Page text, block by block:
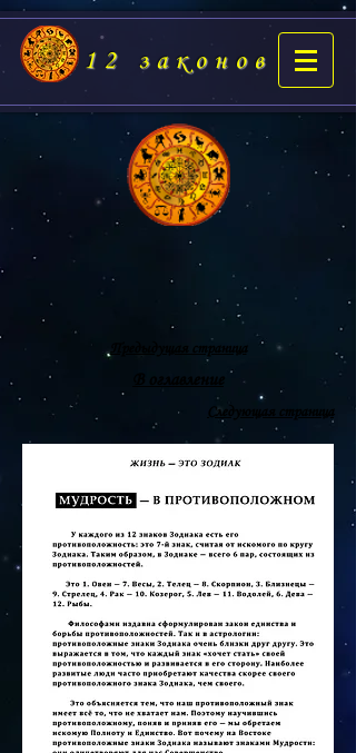
12 законов
Предыдущая страница
В оглавление
Следующая страница